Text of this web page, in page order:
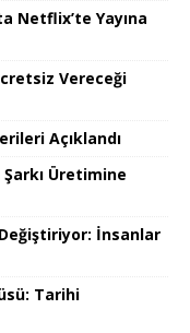
Netflix’te Yayına
Vereceği
Açıklandı
Üretimine
Değiştiriyor: İnsanlar
Tarihi